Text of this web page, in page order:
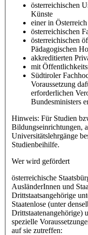
österreichischen
Künste
einer in
österreichischen
österreichischen
Pädagogischen
akkreditierten
mit
Südtiroler
Voraussetzung
erforderlichen
Bundesministers
Hinweis: Für Studien
Bildungseinrichtungen,
Universitätslehrgänge
Studienbeihilfe.
Wer wird gefördert
österreichische
AusländerInnen und
Drittstaatsangehörige
Staatenlose (unter
Drittstaatenangehörige)
spezielle
auf sie zutreffen: